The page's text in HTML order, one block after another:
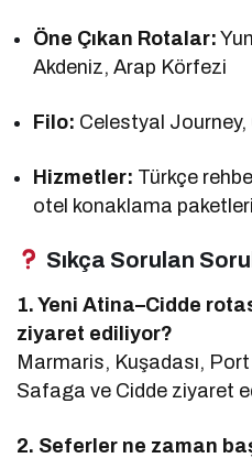
Öne Çıkan Rotalar:
Akdeniz, Arap Körfezi
Filo: Celestyal
Hizmetler: Türkçe
otel konaklama paketleri
Sıkça Sorulan
1. Yeni Atina–Cidde
ziyaret ediliyor?
Marmaris, Kuşadası,
Safaga ve Cidde ziyaret
2. Seferler ne zaman